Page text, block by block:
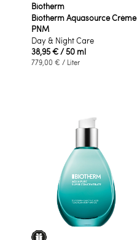
Biotherm
Biotherm Aquasource Crème
PNM
Day & Night Care
38,95 €/ 50 ml
779,00 € / Liter